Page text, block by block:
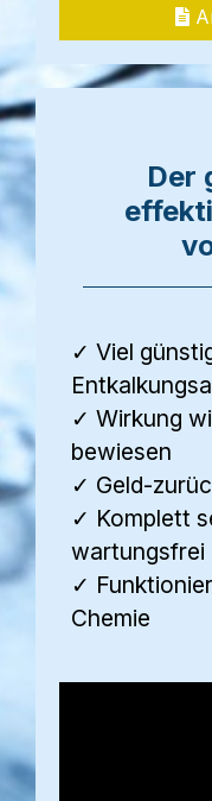
Der
✓ Viel
✓ Wirkung
bewiesen
✓ Geld-
✓ Komplett
wartungsfrei
✓
Chemie